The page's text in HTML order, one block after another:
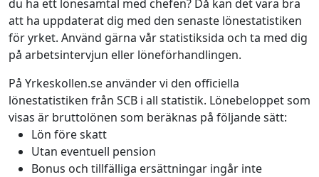
du ha ett lönesamtal med chefen? Då kan det vara bra
att ha uppdaterat dig med den senaste lönestatistiken
för yrket. Använd gärna vår statistiksida och ta med dig
på arbetsintervjun eller löneförhandlingen.
På Yrkeskollen.se använder vi den officiella
lönestatistiken från SCB i all statistik. Lönebeloppet som
visas är bruttolönen som beräknas på följande sätt:
Lön före skatt
Utan eventuell pension
Bonus och tillfälliga ersättningar ingår inte